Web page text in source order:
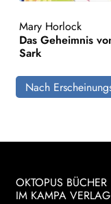
Mary Horlock
Das Geheimnis
Sark
Nach
OKTOPUS BÜCHER
IM KAMPA VERLAG